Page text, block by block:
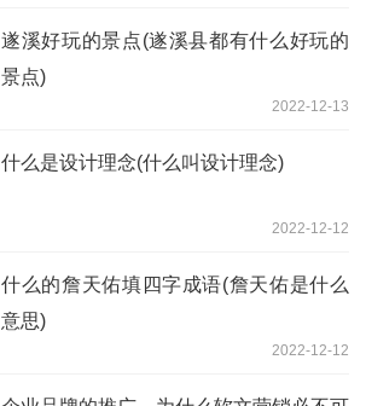
遂溪好玩的景点(遂溪县都有什么好玩的
景点)
2022-12-13
什么是设计理念(什么叫设计理念)
2022-12-12
什么的詹天佑填四字成语(詹天佑是什么
意思)
2022-12-12